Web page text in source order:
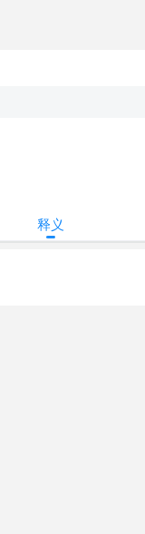
释义